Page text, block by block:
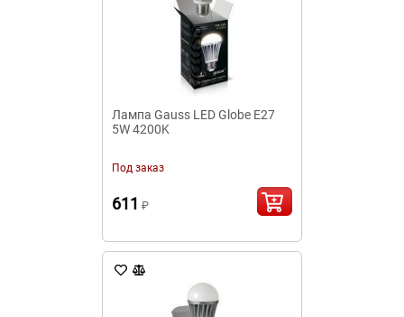
Лампа Gauss LED Globe Е27
5W 4200K
Под заказ
611 ₽